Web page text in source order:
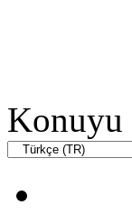
Konuyu